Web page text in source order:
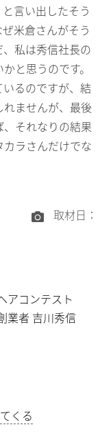
言い出したそう
米倉さんがそう
私は秀信社長の
と思うのです。
るのですが、結
ませんが、最後
それなりの結果
ラさんだけでな
取材日：
アコンテスト
業者 吉川秀信
くる